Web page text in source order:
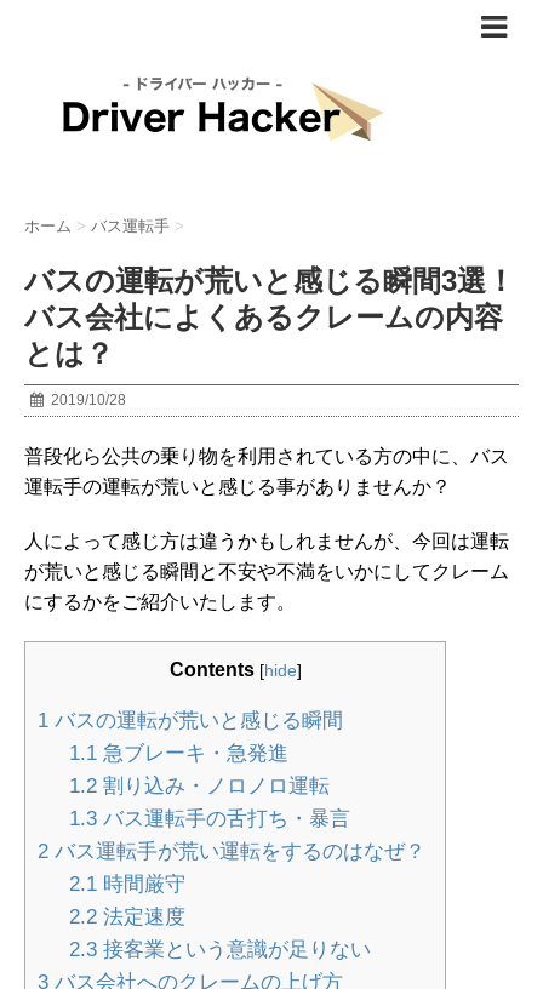
ホーム > バス運転手 >
バスの運転が荒いと感じる瞬間3選！
バス会社によくあるクレームの内容
とは？
2019/10/28
普段化ら公共の乗り物を利用されている方の中に、バス
運転手の運転が荒いと感じる事がありませんか？
人によって感じ方は違うかもしれませんが、今回は運転
が荒いと感じる瞬間と不安や不満をいかにしてクレーム
にするかをご紹介いたします。
Contents [hide]
1 バスの運転が荒いと感じる瞬間
1.1急ブレーキ・急発進
1.2割り込み・ノロノロ運転
1.3バス運転手の舌打ち・暴言
2 バス運転手が荒い運転をするのはなぜ？
2.1時間厳守
2.2法定速度
2.3接客業という意識が足りない
3 バス会社へのクレームの上げ方